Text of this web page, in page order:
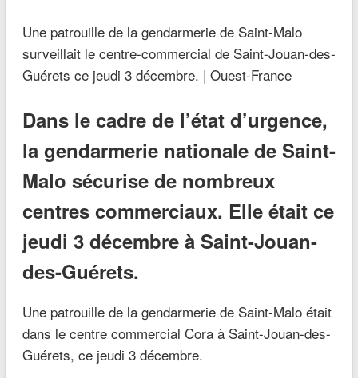
Une patrouille de la gendarmerie de Saint-Malo
surveillait le centre-commercial de Saint-Jouan-des-
Guérets ce jeudi 3 décembre. | Ouest-France
Dans le cadre de l’état d’urgence,
la gendarmerie nationale de Saint-
Malo sécurise de nombreux
centres commerciaux. Elle était ce
jeudi 3 décembre à Saint-Jouan-
des-Guérets.
Une patrouille de la gendarmerie de Saint-Malo était
dans le centre commercial Cora à Saint-Jouan-des-
Guérets, ce jeudi 3 décembre.